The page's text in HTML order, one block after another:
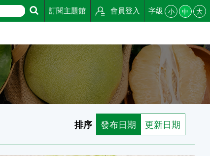
訂閱主題館 會員登入 字級 小 中 大
排序 發布日期 更新日期